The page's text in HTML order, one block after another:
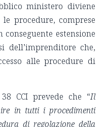
ministero diviene
procedure, comprese
estensione
dell’imprenditore che,
alle procedure di
CCI prevede che “Il
in tutti i procedimenti
di regolazione della